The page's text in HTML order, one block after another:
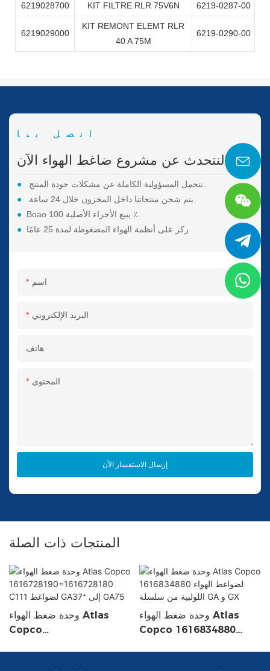
6219028700 KIT FILTRE RLR 75V6N 6219-0287-00
6219029000
KIT REMONT ELEMT RLR
40 A 75M
6219-0290-00
اتصل بنا
لنتحدث عن مشروع ضاغط الهواء الآن.
●
●
●
Boao يبيع الأجزاء الأصلية 100 ٪.
●
ركز على أنظمة الهواء المضغوطة لمدة 25 عامًا
اسم
البريد الإلكتروني
هاتف
المحتوى
إرسال الاستفسار الآن
المنتجات ذات الصلة
وحدة ضغط الهواء Atlas
Copco
وحدة ضغط الهواء Atlas
Copco 1616834880